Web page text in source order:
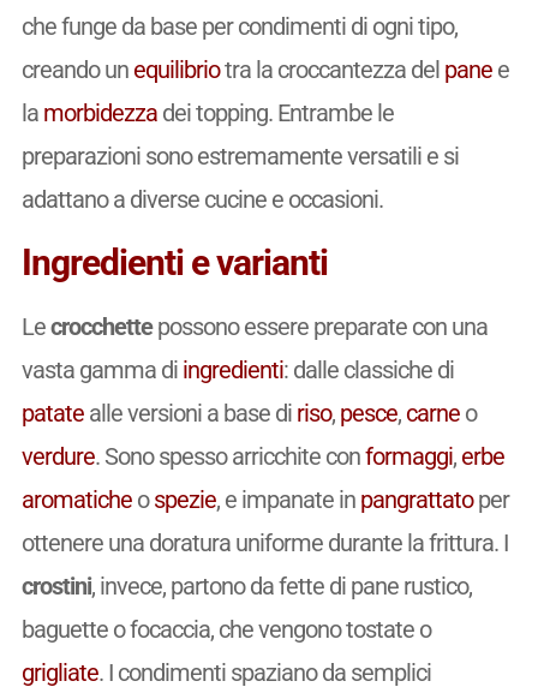
che funge da base per condimenti di ogni tipo,
creando un equilibriotra la croccantezza del panee
la morbidezzadei topping. Entrambe le
preparazioni sono estremamente versatili e si
adattano a diverse cucine e occasioni.
Ingredienti e varianti
Lecrocchettepossono essere preparate con una
vasta gamma di ingredienti: dalle classiche di
patatealle versioni a base di riso, pesce, carneo
verdure. Sono spesso arricchite conformaggi, erbe
aromaticheospezie, e impanate in pangrattatoper
ottenere una doratura uniforme durante la frittura. I
crostini, invece, partono da fette di pane rustico,
baguette o focaccia, che vengono tostate o
grigliate. I condimenti spaziano da semplici